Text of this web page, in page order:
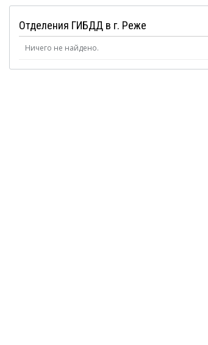
Отделения ГИБДД в г. Реже
Ничего не найдено.